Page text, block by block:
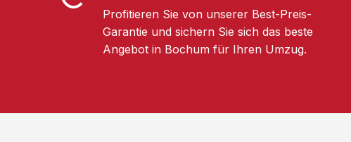
Profitieren Sie von unserer Best-Preis-
Garantie und sichern Sie sich das beste
Angebot in Bochum für Ihren Umzug.